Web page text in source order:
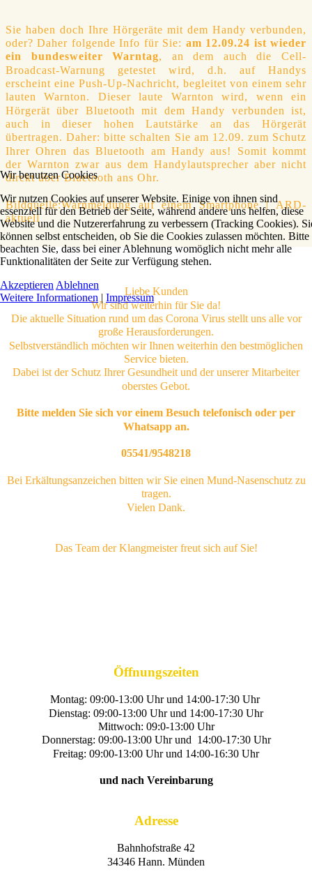
Sie haben doch Ihre Hörgeräte mit dem Handy verbunden,
oder? Daher folgende Info für Sie: am 12.09.24 ist wieder
ein bundesweiter Warntag,
an dem auch die Cell-
Broadcast-Warnung getestet wird, d.h. auf Handys
erscheint eine Push-Up-Nachricht, begleitet von einem sehr
lauten Warnton. Dieser laute Warnton wird, wenn ein
Hörgerät über Bluetooth mit dem Handy verbunden ist,
auch in dieser hohen Lautstärke an das Hörgerät
übertragen. Daher: bitte schalten Sie am 12.09. zum Schutz
Ihrer Ohren das Bluetooth am Handy aus! Somit kommt
der Warnton zwar aus dem Handylautsprecher aber nicht
direkt über Bluetooth ans Ohr.
Bildquelle:Warnmeldung auf einem Smartphone | ARD-
aktuell
Liebe Kunden
Wir sind weiterhin für Sie da!
Die aktuelle Situation rund um das Corona Virus stellt uns alle vor
große Herausforderungen.
Selbstverständlich möchten wir Ihnen weiterhin den bestmöglichen
Service bieten.
Dabei ist der Schutz Ihrer Gesundheit und der unserer Mitarbeiter
oberstes Gebot.
Bitte melden Sie sich vor einem Besuch telefonisch oder per
Whatsapp an.
05541/9548218
Bei Erkältungsanzeichen bitten wir Sie einen Mund-Nasenschutz zu
tragen.
Vielen Dank.
Das Team der Klangmeister freut sich auf Sie!
Öffnungszeiten
Montag: 09:00-13:00 Uhr und 14:00-17:30 Uhr
Dienstag: 09:00-13:00 Uhr und 14:00-17:30 Uhr
Mittwoch: 09:0-13:00 Uhr
Donnerstag: 09:00-13:00 Uhr und 14:00-17:30 Uhr
Freitag: 09:00-13:00 Uhr und 14:00-16:30 Uhr
und nach Vereinbarung
Adresse
Bahnhofstraße 42
34346 Hann. Münden
Wir benutzen Cookies
Wir nutzen Cookies auf unserer Website. Einige von ihnen sind
essenziell für den Betrieb der Seite, während andere uns helfen, diese
Website und die Nutzererfahrung zu verbessern (Tracking Cookies).
können selbst entscheiden, ob Sie die Cookies zulassen möchten. Bitte
beachten Sie, dass bei einer Ablehnung womöglich nicht mehr alle
Funktionalitäten der Seite zur Verfügung stehen.
Akzeptieren Ablehnen
Weitere Informationen | Impressum